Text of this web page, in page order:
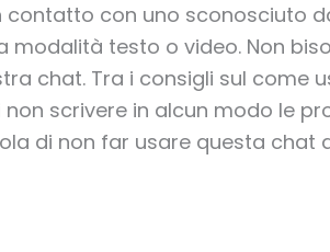
contatto con uno sconosciuto
modalità testo o video. Non
chat. Tra i consigli sul come
scrivere in alcun modo le
di non far usare questa chat